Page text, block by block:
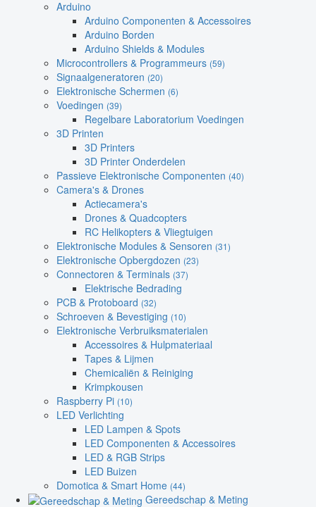
Arduino
Arduino Componenten & Accessoires
Arduino Borden
Arduino Shields & Modules
Microcontrollers & Programmeurs (59)
Signaalgeneratoren (20)
Elektronische Schermen (6)
Voedingen (39)
Regelbare Laboratorium Voedingen
3D Printen
3D Printers
3D Printer Onderdelen
Passieve Elektronische Componenten (40)
Camera's & Drones
Actiecamera's
Drones & Quadcopters
RC Helikopters & Vliegtuigen
Elektronische Modules & Sensoren (31)
Elektronische Opbergdozen (23)
Connectoren & Terminals (37)
Elektrische Bedrading
PCB & Protoboard (32)
Schroeven & Bevestiging (10)
Elektronische Verbruiksmaterialen
Accessoires & Hulpmateriaal
Tapes & Lijmen
Chemicaliën & Reiniging
Krimpkousen
Raspberry Pi (10)
LED Verlichting
LED Lampen & Spots
LED Componenten & Accessoires
LED & RGB Strips
LED Buizen
Domotica & Smart Home (44)
Gereedschap & Meting